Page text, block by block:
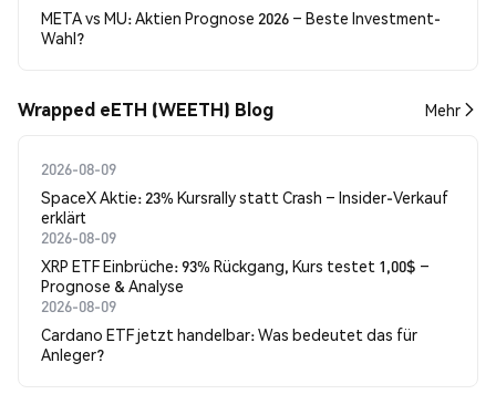
META vs MU: Aktien Prognose 2026 – Beste Investment-
Wahl?
Wrapped eETH (WEETH) Blog Mehr
2026-08-09
SpaceX Aktie: 23% Kursrally statt Crash – Insider-Verkauf
erklärt
2026-08-09
XRP ETF Einbrüche: 93% Rückgang, Kurs testet 1,00$ –
Prognose & Analyse
2026-08-09
Cardano ETF jetzt handelbar: Was bedeutet das für
Anleger?